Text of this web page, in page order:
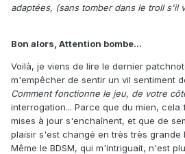
adaptées, (sans tomber dans le troll s'il
Bon alors, Attention bombe...
Voilà, je viens de lire le dernier
m'empêcher de sentir un vil sentiment
Comment fonctionne le jeu, de votre
interrogation... Parce que du mien, cela
mises à jour s'enchaînent, et que de
plaisir s'est changé en très très grande
Même le BDSM, qui m'intriguait, n'est